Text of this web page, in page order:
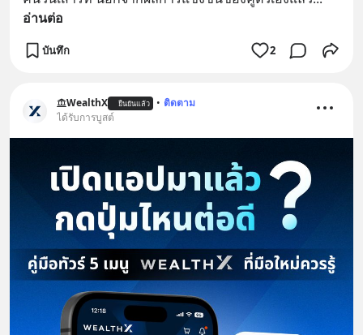
อ่านต่อ
บันทึก 2
WealthX ยืนยันแล้ว • ติดตาม
ได้รับการบูสต์